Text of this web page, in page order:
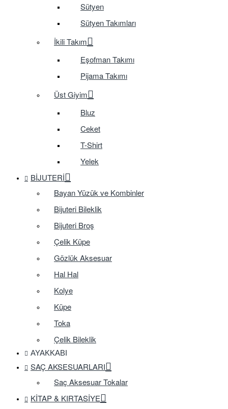
Sütyen
Sütyen Takımları
İkili Takım
Eşofman Takımı
Pijama Takımı
Üst Giyim
Bluz
Ceket
T-Shirt
Yelek
BIJUTERI
Bayan Yüzük ve Kombinler
Bijuteri Bileklik
Bijuteri Broş
Çelik Küpe
Gözlük Aksesuar
Hal Hal
Kolye
Küpe
Toka
Çelik Bileklik
AYAKKABI
SAÇ AKSESUARLARI
Saç Aksesuar Tokalar
KITAP & KIRTASIYE